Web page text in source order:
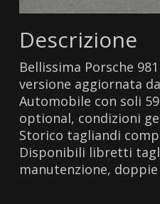
Descrizione
Bellissima Porsche
versione aggiornata da
Automobile con soli
optional, condizioni
Storico tagliandi
Disponibili libretti
manutenzione, doppie